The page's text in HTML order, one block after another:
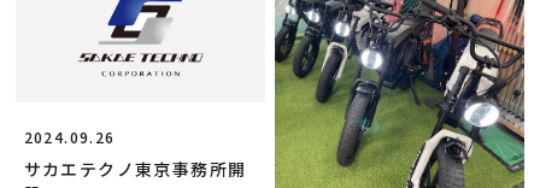
2024.09.26
サカエテクノ東京事務所開